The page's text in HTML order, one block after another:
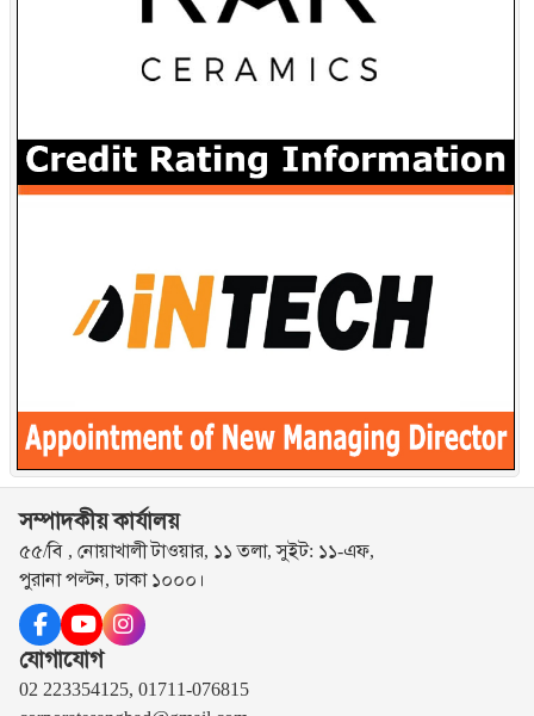
সম্পাদকীয় কার্যালয়
৫৫/বি , নোয়াখালী টাওয়ার, ১১ তলা, সুইট: ১১-এফ,
পুরানা পল্টন, ঢাকা ১০০০।
যোগাযোগ
02 223354125, 01711-076815